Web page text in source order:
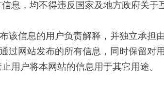
，均不得违反国家及地方政府关于互
息的用户负责解释，并独立承担由
网站发布的所有信息，同时保留对
户将本网站的信息用于其它用途。